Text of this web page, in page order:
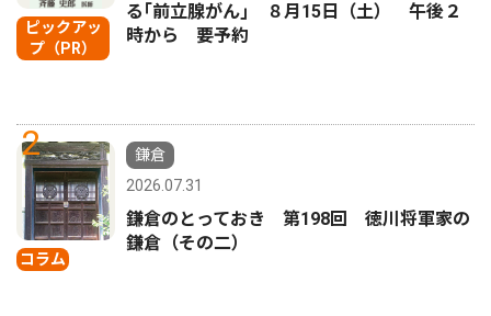
ピックアッ
プ（PR）
る｢前立腺がん｣ ８月15日（土） 午後２
時から 要予約
2
コラム
鎌倉
2026.07.31
鎌倉のとっておき 第198回 徳川将軍家の
鎌倉（その二）